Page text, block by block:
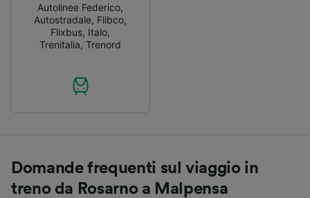
Autolinee Federico,
Autostradale, Flibco,
Flixbus, Italo,
Trenitalia, Trenord
Domande frequenti sul viaggio in
treno da Rosarno a Malpensa